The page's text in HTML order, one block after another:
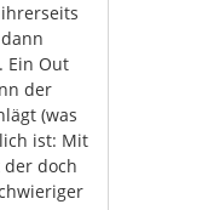
Ein Out
der
(was
ist: Mit
doch